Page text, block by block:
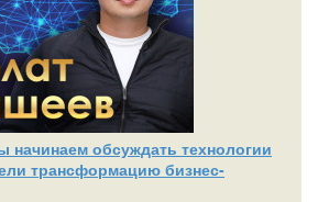
обсуждать технологии
трансформацию бизнес-